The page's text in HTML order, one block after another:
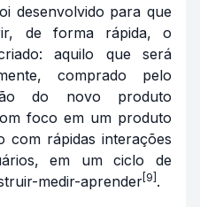
desenvolvido para que
de forma rápida, o
aquilo que será
comprado pelo
do novo produto
foco em um produto
com rápidas interações
em um ciclo de
medir-aprender [9] .